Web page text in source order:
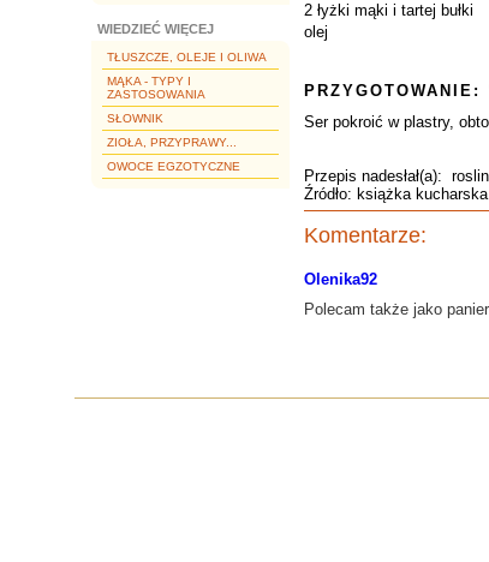
WIEDZIEĆ WIĘCEJ
TŁUSZCZE, OLEJE I OLIWA
MĄKA - TYPY I
ZASTOSOWANIA
SŁOWNIK
ZIOŁA, PRZYPRAWY...
OWOCE EGZOTYCZNE
2 łyżki mąki i tartej bułki
olej
PRZYGOTOWANIE:
Ser pokroić w plastry,
Przepis nadesłał(a):
Źródło: książka
Komentarze:
Olenika92
Polecam także jako